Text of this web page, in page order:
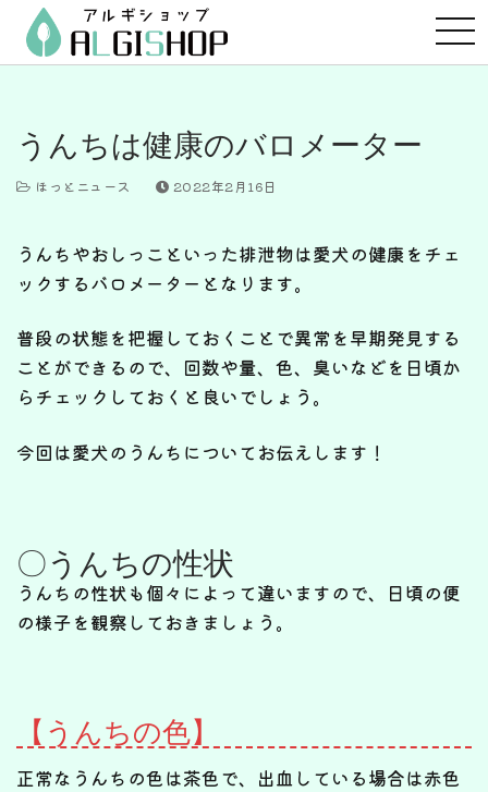
テ
ス
うんちは健康のバロメーター
ほっとニュース 2022年2月16日
うんちやおしっこといった排泄物は愛犬の健康をチェ
ックするバロメーターとなります。
普段の状態を把握しておくことで異常を早期発見する
ことができるので、回数や量、色、臭いなどを日頃か
らチェックしておくと良いでしょう。
今回は愛犬のうんちについてお伝えします！
〇うんちの性状
うんちの性状も個々によって違いますので、日頃の便
の様子を観察しておきましょう。
【うんちの色】
正常なうんちの色は茶色で、出血している場合は赤色